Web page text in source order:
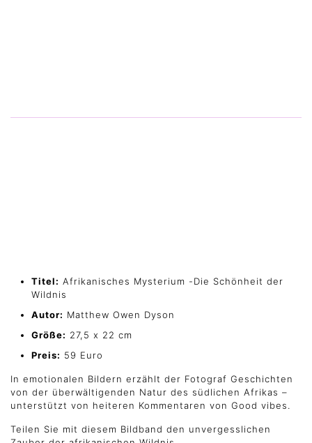
Titel: Afrikanisches Mysterium -Die Schönheit der
Wildnis
Autor: Matthew Owen Dyson
Größe: 27,5 x 22 cm
Preis: 59 Euro
In emotionalen Bildern erzählt der Fotograf Geschichten
von der überwältigenden Natur des südlichen Afrikas –
unterstützt von heiteren Kommentaren von Good vibes.
Teilen Sie mit diesem Bildband den unvergesslichen